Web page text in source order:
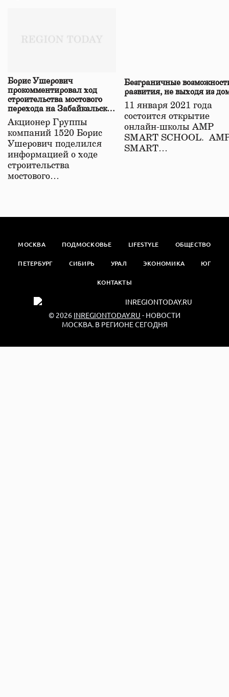
Борис Ушерович
прокомментировал ход
строительства мостового
перехода на Забайкальской
железной дороге
Акционер Группы
компаний 1520 Борис
Ушерович поделился
информацией о ходе
строительства
мостового…
Безграничные
развития, не выходя из
11 января 2021 года
состоится открытие
онлайн-школы АМР
SMART SCHOOL.
SMART…
МОСКВА ПОДМОСКОВЬЕ LIFESTYLE ОБЩЕСТВО
ПЕТЕРБУРГ СИБИРЬ УРАЛ ЭКОНОМИКА ЮГ
КОНТАКТЫ
© 2026 INREGIONTODAY.RU - НОВОСТИ
МОСКВА. В РЕГИОНЕ СЕГОДНЯ